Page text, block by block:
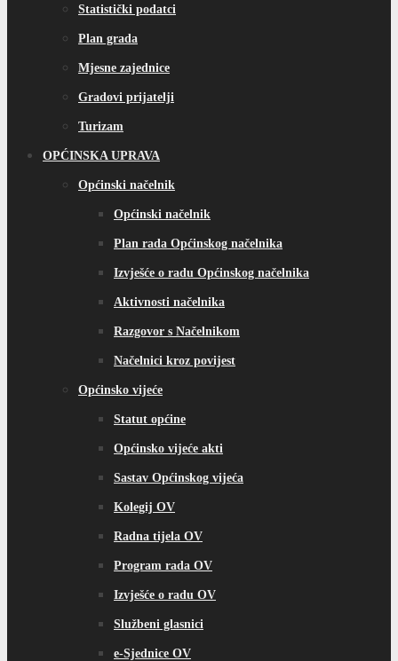
Statistički podatci
Plan grada
Mjesne zajednice
Gradovi prijatelji
Turizam
OPĆINSKA UPRAVA
Općinski načelnik
Općinski načelnik
Plan rada Općinskog načelnika
Izvješće o radu Općinskog načelnika
Aktivnosti načelnika
Razgovor s Načelnikom
Načelnici kroz povijest
Općinsko vijeće
Statut općine
Općinsko vijeće akti
Sastav Općinskog vijeća
Kolegij OV
Radna tijela OV
Program rada OV
Izvješće o radu OV
Službeni glasnici
e-Sjednice OV